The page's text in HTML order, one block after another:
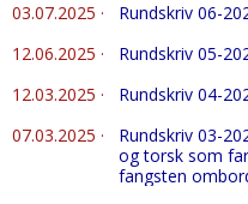
03.07.2025 ·
Rundskriv 06-
12.06.2025 ·
Rundskriv 05-
12.03.2025 ·
Rundskriv 04-
07.03.2025 ·
Rundskriv 03-
og torsk som
fangsten